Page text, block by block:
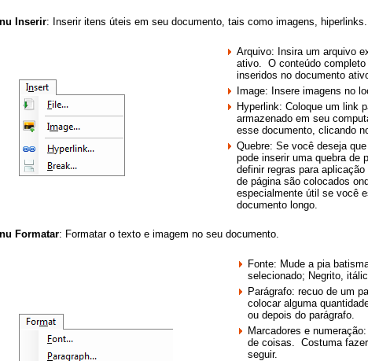
Inserir: Inserir itens úteis em seu documento, tais como imagens, hiperlinks.
Arquivo: Insira um arquivo
ativo. O conteúdo
inseridos no documento
Image: Insere imagens no
Hyperlink: Coloque um link
armazenado em seu
esse documento, clicando
Quebre: Se você deseja
pode inserir uma quebra de
definir regras para
de página são colocados
especialmente útil se você
documento longo.
Formatar: Formatar o texto e imagem no seu documento.
Fonte: Mude a pia
selecionado; Negrito,
Parágrafo: recuo de um
colocar alguma
ou depois do parágrafo.
Marcadores e
de coisas. Costuma
seguir.